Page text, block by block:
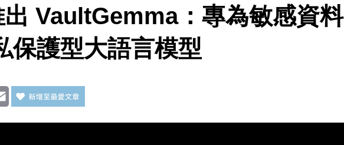
VaultGemma：專為敏感資料
保護型大語言模型
Email